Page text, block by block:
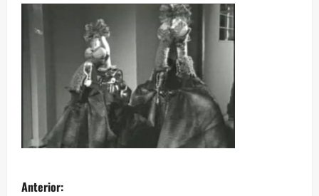
Anterior: